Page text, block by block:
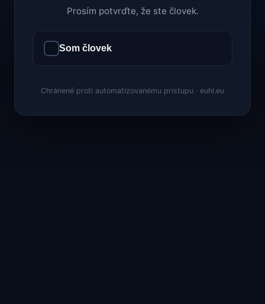
Prosím potvrďte, že ste človek.
Som človek
Chránené proti automatizovanému prístupu · euhl.eu